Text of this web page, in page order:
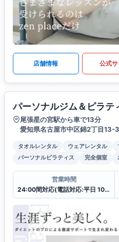
店舗情報 公式サ
パーソナルジム＆ピラテ
尾張星の宮駅から車で13分
愛知県名古屋市中区錦2丁目
タオルレンタル ウェアレンタル
パーソナルピラティス
完全個室
営業時間
24:00間対応(電話対応:平日 10:00〜19:00